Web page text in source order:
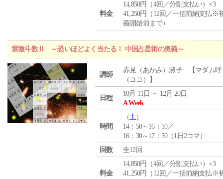
料金
14,850円（4回／分割支払い）×3
41,250円（12回／一括前納支払※
義開始前まで）
紫微斗数Ⅱ ～恐いほどよく当たる！ 中国占星術の奥義～
講師
赤見（あかみ）淑子 【マダム呼
（ココ）】
日程
10月 11日 ～ 12月 20日
A Week
時間
（土）
14：50～16：10／
16：30～17：50（1日2コマ）
回数
全12回
料金
14,850円（4回／分割支払い）×3
41,250円（12回／一括前納支払※